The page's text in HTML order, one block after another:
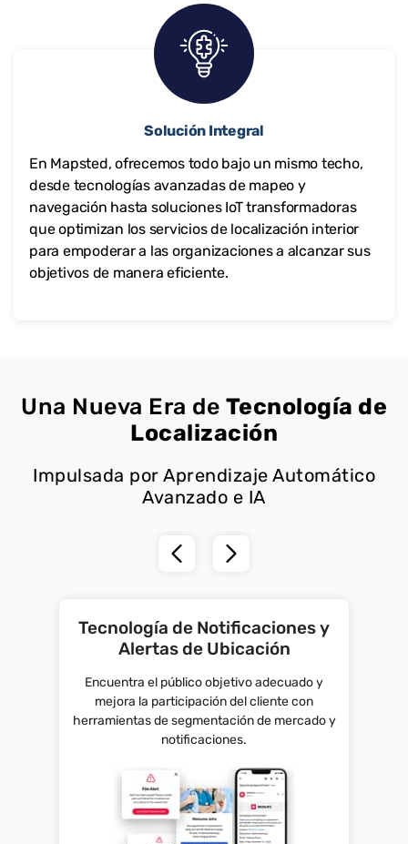
Solución Integral
En Mapsted, ofrecemos todo bajo un mismo techo,
desde tecnologías avanzadas de mapeo y
navegación hasta soluciones IoT transformadoras
que optimizan los servicios de localización interior
para empoderar a las organizaciones a alcanzar sus
objetivos de manera eficiente.
Una Nueva Era de Tecnología de
Localización
Impulsada por Aprendizaje Automático
Avanzado e IA
Tecnología de Notificaciones y
Alertas de Ubicación
Encuentra el público objetivo adecuado y
mejora la participación del cliente con
herramientas de segmentación de mercado y
notificaciones.